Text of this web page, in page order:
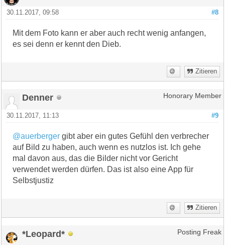
#8
30.11.2017, 09:58
Mit dem Foto kann er aber auch recht wenig anfangen,
es sei denn er kennt den Dieb.
Zitieren
Denner Honorary Member
#9
30.11.2017, 11:13
@auerberger gibt aber ein gutes Gefühl den verbrecher
auf Bild zu haben, auch wenn es nutzlos ist. Ich gehe
mal davon aus, das die Bilder nicht vor Gericht
verwendet werden dürfen. Das ist also eine App für
Selbstjustiz
Zitieren
*Leopard* Posting Freak